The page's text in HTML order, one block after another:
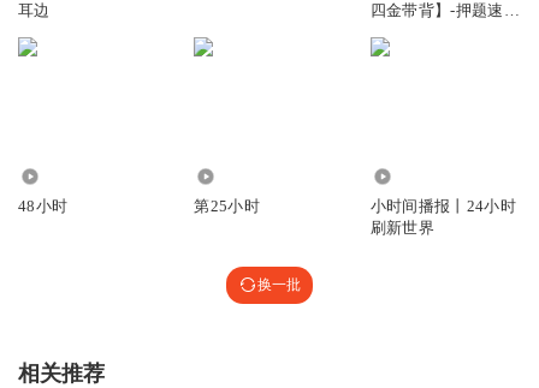
力，让他们拥有明亮的未来，这是全社会的共同责任。
耳边
四金带背】-押题速记
48小时 第25小时
小时间播报丨24小时
刷新世界
换一批
相关推荐